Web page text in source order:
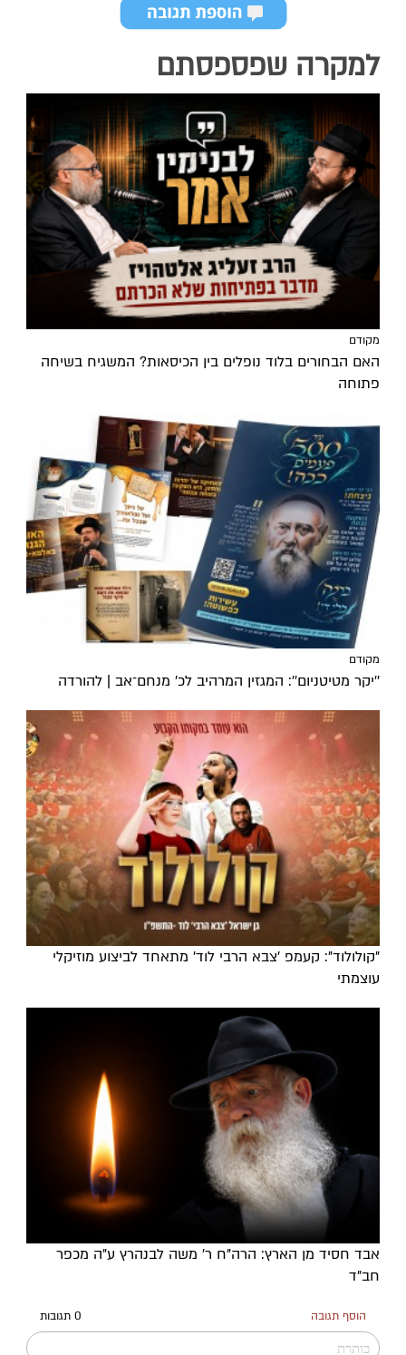
למקרה שפספסתם
מקודם
האם הבחורים בלוד נופלים בין הכיסאות? המשגיח בשיחה
פתוחה
מקודם
''יקר מטיטניום'': המגזין המרהיב לכ’ מנחם־אב | להורדה
"קולולוד": קעמפ 'צבא הרבי לוד' מתאחד לביצוע מוזיקלי
עוצמתי
אבד חסיד מן הארץ: הרה"ח ר' משה לבנהרץ ע"ה מכפר
חב"ד
הוסף תגובה 0 תגובות